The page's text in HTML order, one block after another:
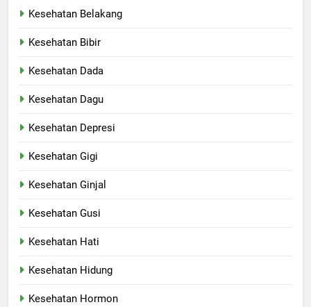
Kesehatan Belakang
Kesehatan Bibir
Kesehatan Dada
Kesehatan Dagu
Kesehatan Depresi
Kesehatan Gigi
Kesehatan Ginjal
Kesehatan Gusi
Kesehatan Hati
Kesehatan Hidung
Kesehatan Hormon